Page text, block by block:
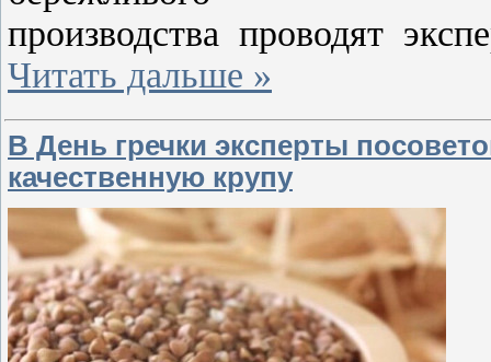
производства проводят
Читать дальше »
В День гречки эксперты
качественную крупу